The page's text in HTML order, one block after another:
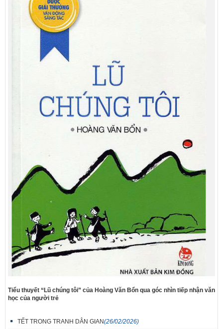
Tiểu thuyết “Lũ chúng tôi” của Hoàng Văn Bổn qua góc nhìn tiếp nhận văn
học của người trẻ
TẾT TRONG TRANH DÂN GIAN(26/02/2026)